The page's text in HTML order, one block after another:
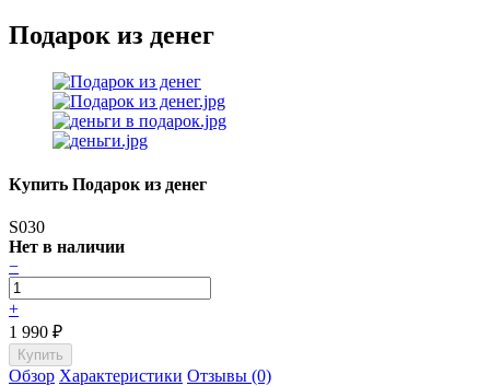
Подарок из денег
Купить Подарок из денег
S030
Нет в наличии
−
+
1 990 ₽
Обзор Характеристики Отзывы (0)